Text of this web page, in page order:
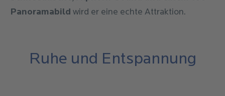
Panoramabild wird er eine echte Attraktion.
Ruhe und Entspannung